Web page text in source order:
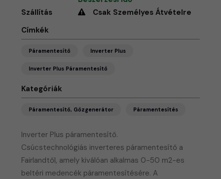
Inverter Plus páramentesítő.
Csúcstechnológiás inverteres páramentesítő a
Fairlandtől, amely kiválóan alkalmas 0-50 m2-es
beltéri medencék páramentesítésére. A
Szállítás
Csak Személyes Átvételre
Címkék
Páramentesítő Inverter Plus
Inverter Plus Páramentesítő
Kategóriák
Páramentesítő, Gőzgenerátor Páramentesítés